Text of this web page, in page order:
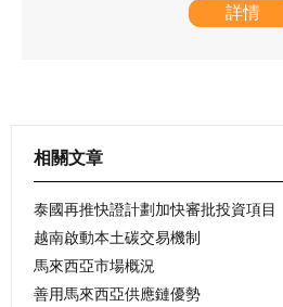
詳情
相關文章
泰國再推快證計劃加快審批投資項目
越南啟動本土碳交易機制
馬來西亞市場概況
善用馬來西亞供應鏈優勢